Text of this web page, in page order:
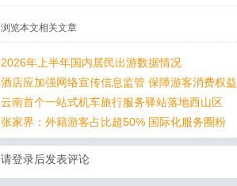
浏览本文相关文章
2026年上半年国内居民出游数据情况
酒店应加强网络宣传信息监管 保障游客消费权益
云南首个一站式机车旅行服务驿站落地西山区
张家界：外籍游客占比超50% 国际化服务圈粉
请登录后发表评论